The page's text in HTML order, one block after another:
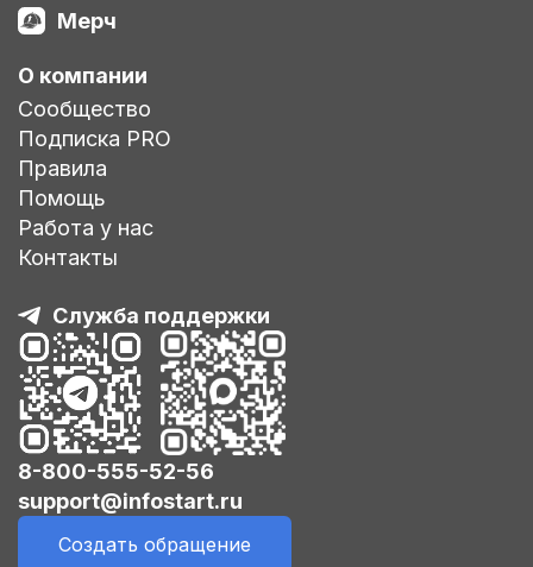
Мерч
О компании
Сообщество
Подписка PRO
Правила
Помощь
Работа у нас
Контакты
Служба поддержки
8-800-555-52-56
support@infostart.ru
Создать обращение